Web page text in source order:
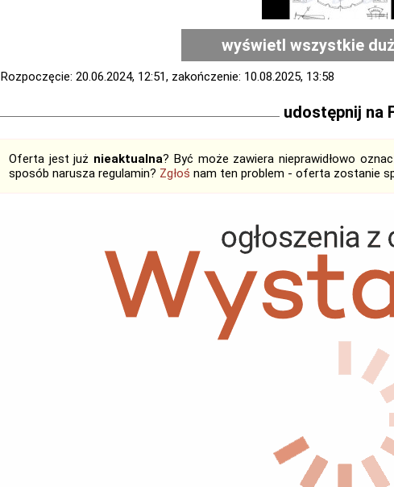
wyświetl wszystkie
Rozpoczęcie: 20.06.2024, 12:51, zakończenie: 10.08.2025, 13:58
udostępnij na
Oferta jest już nieaktualna? Być może zawiera nieprawidłowo
sposób narusza regulamin? Zgłoś nam ten problem - oferta zostanie